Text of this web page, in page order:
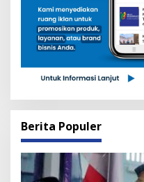
Berita Populer